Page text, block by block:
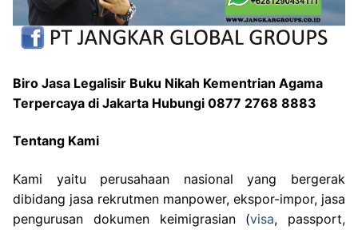
Biro Jasa Legalisir Buku Nikah Kementrian Agama
Terpercaya di Jakarta Hubungi 0877 2768 8883
Tentang Kami
Kami yaitu perusahaan nasional yang bergerak
dibidang jasa rekrutmen manpower, ekspor-impor, jasa
pengurusan dokumen keimigrasian (visa, passport,